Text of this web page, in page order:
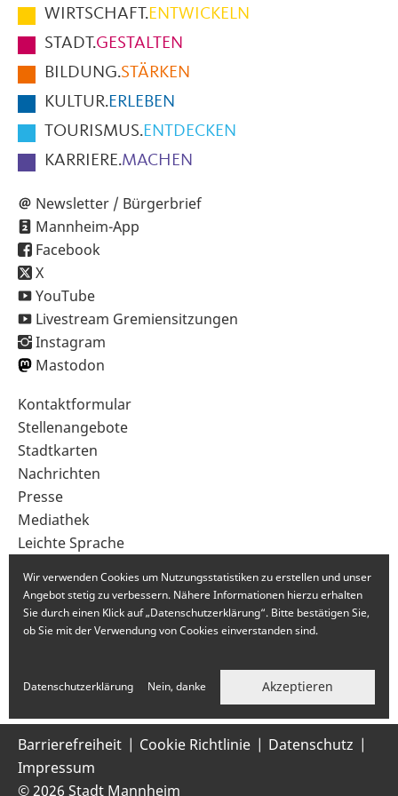
im
Fußbereich
der
Seite
WIRTSCHAFT.ENTWICKELN
STADT.GESTALTEN
BILDUNG.STÄRKEN
KULTUR.ERLEBEN
TOURISMUS.ENTDECKEN
KARRIERE.MACHEN
Newsletter / Bürgerbrief
Mannheim-App
Facebook
X
YouTube
Livestream Gremiensitzungen
Instagram
Mastodon
Sekundärnavigation
im
Fußbereich
Kontaktformular
Stellenangebote
Stadtkarten
Nachrichten
Presse
Mediathek
Leichte Sprache
Barrierefreiheit Cookie Richtlinie
Datenschutz
Impressum
© 2026 Stadt Mannheim
Wir verwenden Cookies um Nutzungsstatistiken zu erstellen und unser
Angebot stetig zu verbessern. Nähere Informationen hierzu erhalten
Sie durch einen Klick auf „Datenschutzerklärung“. Bitte bestätigen Sie,
ob Sie mit der Verwendung von Cookies einverstanden sind.
Datenschutzerklärung Nein, danke Akzeptieren